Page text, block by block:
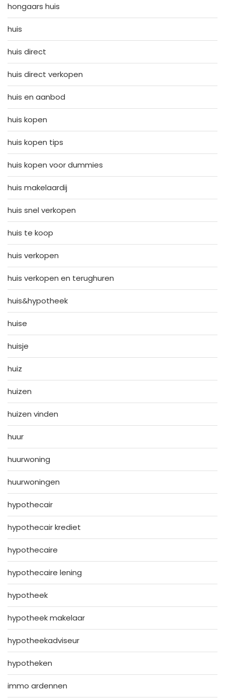
hongaars huis
huis
huis direct
huis direct verkopen
huis en aanbod
huis kopen
huis kopen tips
huis kopen voor dummies
huis makelaardij
huis snel verkopen
huis te koop
huis verkopen
huis verkopen en terughuren
huis&hypotheek
huise
huisje
huiz
huizen
huizen vinden
huur
huurwoning
huurwoningen
hypothecair
hypothecair krediet
hypothecaire
hypothecaire lening
hypotheek
hypotheek makelaar
hypotheekadviseur
hypotheken
immo ardennen